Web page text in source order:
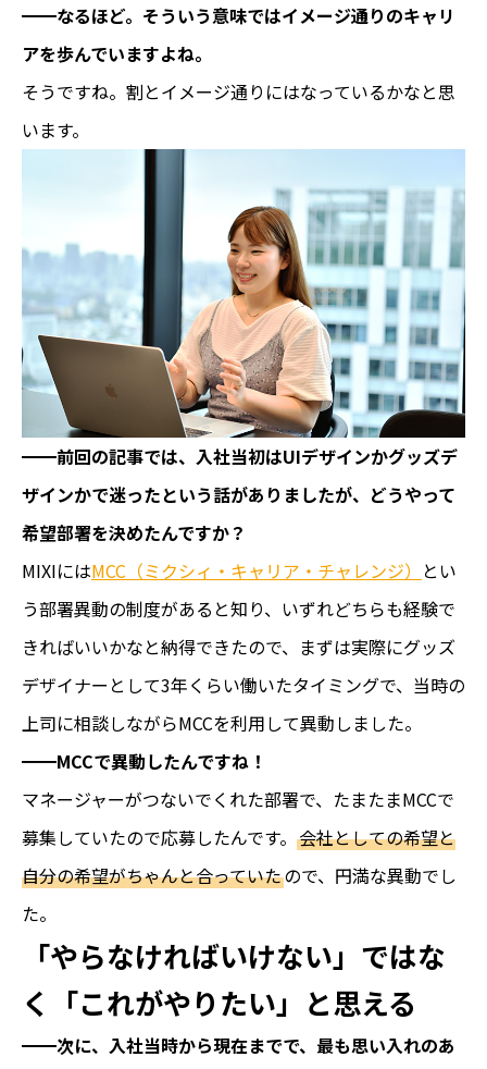
━━なるほど。そういう意味ではイメージ通りのキャリ
アを歩んでいますよね。
そうですね。割とイメージ通りにはなっているかなと思
います。
━━前回の記事では、入社当初はUIデザインかグッズデ
ザインかで迷ったという話がありましたが、どうやって
希望部署を決めたんですか？
MIXIにはMCC（ミクシィ・キャリア・チャレンジ） とい
う部署異動の制度があると知り、いずれどちらも経験で
きればいいかなと納得できたので、まずは実際にグッズ
デザイナーとして3年くらい働いたタイミングで、当時の
上司に相談しながらMCCを利用して異動しました。
━━MCCで異動したんですね！
マネージャーがつないでくれた部署で、たまたまMCCで
募集していたので応募したんです。 会社としての希望と
自分の希望がちゃんと合っていたので、円満な異動でし
た。
「やらなければいけない」ではな
く「これがやりたい」と思える
━━次に、入社当時から現在までで、最も思い入れのあ